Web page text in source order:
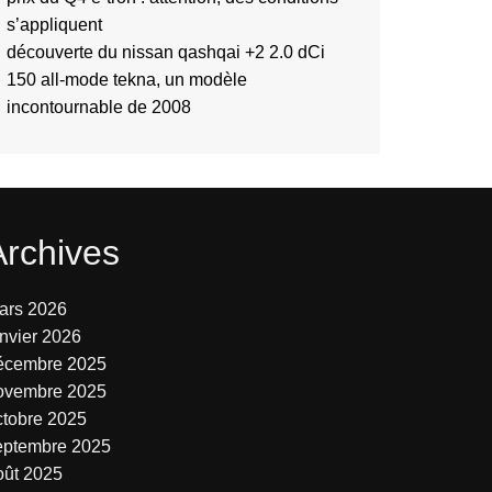
s’appliquent
découverte du nissan qashqai +2 2.0 dCi
150 all-mode tekna, un modèle
incontournable de 2008
2026
2026
2025
2025
2025
2025
2025